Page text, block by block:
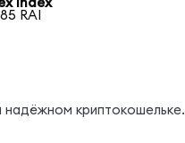
Index
RAI
надёжном криптокошельке.